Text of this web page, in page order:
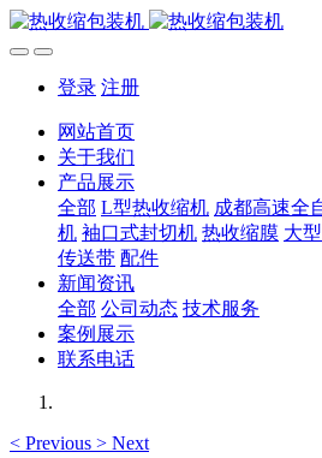
登录 注册
网站首页
关于我们
产品展示
全部 L型热收缩机 成都高速全
机 袖口式封切机 热收缩膜 大
传送带 配件
新闻资讯
全部 公司动态 技术服务
案例展示
联系电话
< Previous > Next